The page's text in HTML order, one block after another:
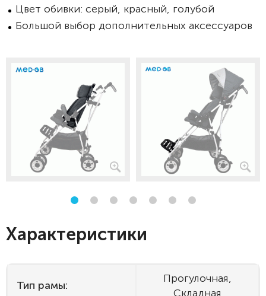
Цвет обивки: серый, красный, голубой
Большой выбор дополнительных аксессуаров
Характеристики
Тип рамы:
Прогулочная,
Складная